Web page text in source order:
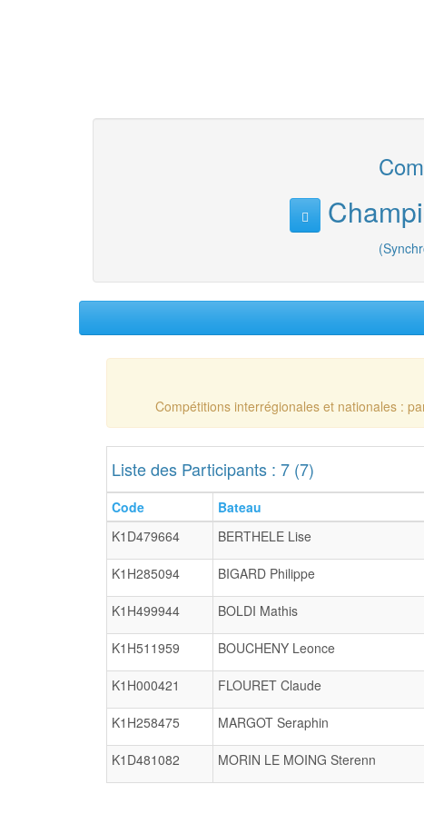
Compétitions interrégionales et nationales :
Liste des Participants : 7 (7)
Code Bateau
K1D479664
BERTHELE Lise
K1H285094 BIGARD Philippe
K1H499944 BOLDI Mathis
K1H511959 BOUCHENY Leonce
K1H000421 FLOURET Claude
K1H258475 MARGOT Seraphin
K1D481082 MORIN LE MOING Sterenn